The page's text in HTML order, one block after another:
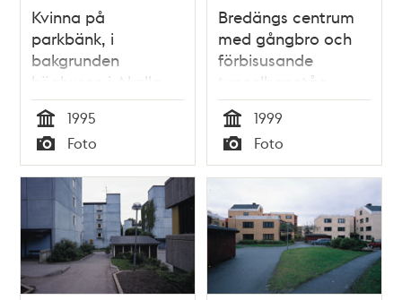
Kvinna på
parkbänk, i
bakgrunden
höghusen i Akalla.
Tid
1995
Typ
Foto
Bredängs centrum
med gångbro och
förbisusande
tunnelbanetåg
Tid
1999
Typ
Foto